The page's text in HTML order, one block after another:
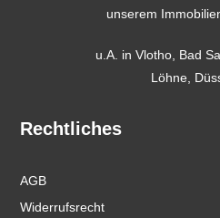
unserem
u.A. in Vlotho, Bad
Löhne,
Rechtliches
AGB
Widerrufsrecht